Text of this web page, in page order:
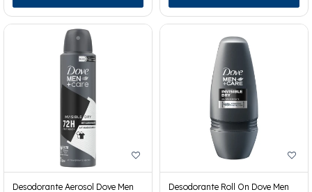
Desodorante Aerosol Dove Men
Desodorante Roll On Dove Men